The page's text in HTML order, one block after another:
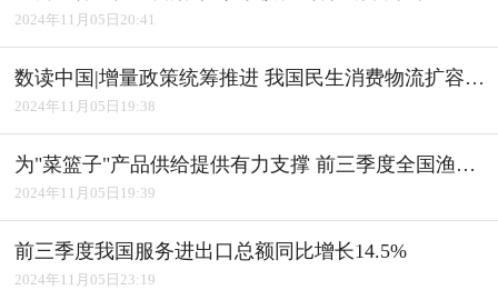
2024年11月05日20:41
数读中国|增量政策统筹推进 我国民生消费物流扩容升级
2024年11月05日19:38
为"菜篮子"产品供给提供有力支撑 前三季度全国渔业经济平稳发展
2024年11月05日19:39
前三季度我国服务进出口总额同比增长14.5%
2024年11月05日23:19